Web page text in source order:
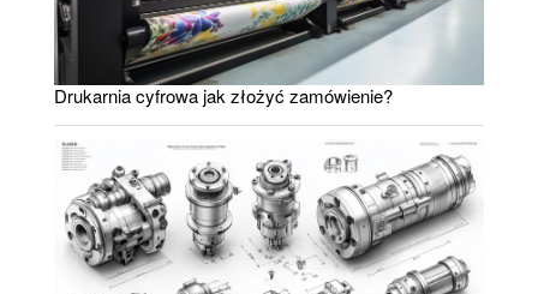
Drukarnia cyfrowa jak złożyć zamówienie?